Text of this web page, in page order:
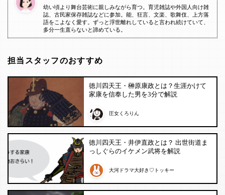
幼い頃より舞台芸術に親しみながら育つ。育児雑誌や外国人向け雑
誌、古民家保存雑誌などに参加。能、狂言、文楽、歌舞伎、上方落
語をこよなく愛す。ずっと浮世離れしていると言われ続けていて、
多分一生直らないと諦めている。
担当スタッフのおすすめ
徳川四天王・榊原康政とは？生涯かけて
家康を信奉した男を3分で解説
圧女くろりん
徳川四天王・井伊直政とは？ 出世街道ま
っしぐらのイケメン武将を解説
大河ドラマ大好き♡トッキー